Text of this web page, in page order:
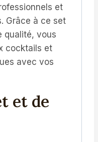
et
Grâce à ce set
qualité, vous
cocktails et
avec vos
et de